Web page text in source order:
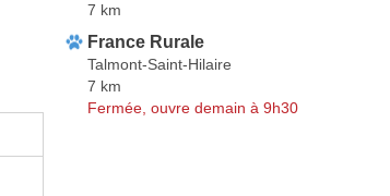
7 km
France Rurale
Talmont-Saint-Hilaire
7 km
Fermée, ouvre demain à 9h30